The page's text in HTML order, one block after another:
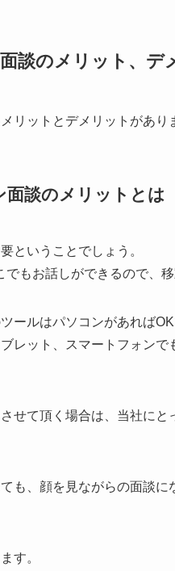
談のメリット、デ
リットとデメリットがあり
面談のメリットとは
ということでしょう。
もお話しができるので、
ールはパソコンがあれば
レット、スマートフォンで
せて頂く場合は、当社にと
ても、顔を見ながらの面談
す。